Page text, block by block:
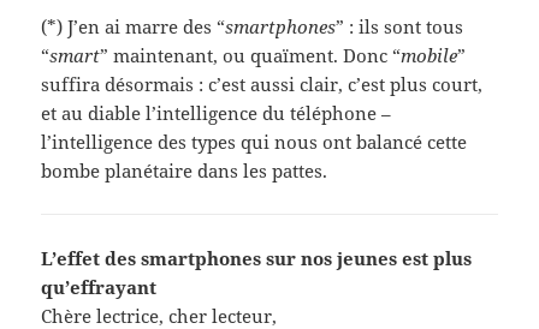
(*) J’en ai marre des “smartphones” : ils sont tous
“smart” maintenant, ou quaïment. Donc “mobile”
suffira désormais : c’est aussi clair, c’est plus court,
et au diable l’intelligence du téléphone –
l’intelligence des types qui nous ont balancé cette
bombe planétaire dans les pattes.
L’effet des smartphones sur nos jeunes est plus
qu’effrayant
Chère lectrice, cher lecteur,